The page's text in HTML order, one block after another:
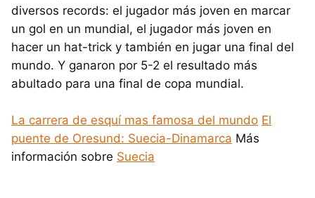
diversos records: el jugador más joven en marcar
un gol en un mundial, el jugador más joven en
hacer un hat-trick y también en jugar una final del
mundo. Y ganaron por 5-2 el resultado más
abultado para una final de copa mundial.
La carrera de esquí mas famosa del mundo El
puente de Oresund: Suecia-Dinamarca Más
información sobre Suecia